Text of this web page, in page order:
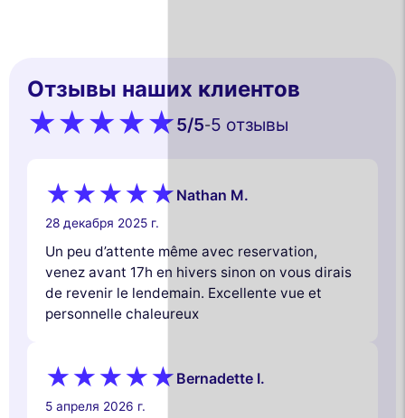
Отзывы наших клиентов
5/5-5 oтзывы
Nathan M.
28 декабря 2025 г.
Un peu d’attente même avec reservation,
venez avant 17h en hivers sinon on vous dirais
de revenir le lendemain. Excellente vue et
personnelle chaleureux
Bernadette I.
5 апреля 2026 г.